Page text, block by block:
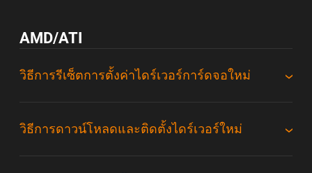
AMD/ATI
วิธีการรีเซ็ตการตั้งค่าไดร์เวอร์การ์ดจอใหม่
วิธีการดาวน์โหลดและติดตั้งไดร์เวอร์ใหม่